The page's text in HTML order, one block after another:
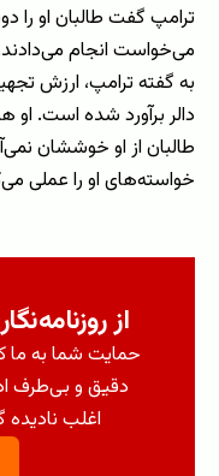
ترامپ گفت طالبان او را
می‌خواست انجام
به گفته ترامپ، ارزش
دالر برآورد شده است. او
طالبان از او خوششان
خواسته‌های او را عملی
از
حمایت شما به ما
دقیق و بی‌طرف
اغلب نادیده